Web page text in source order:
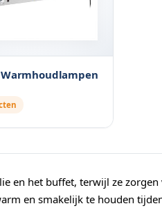
en het buffet, terwijl ze
en smakelijk te houden